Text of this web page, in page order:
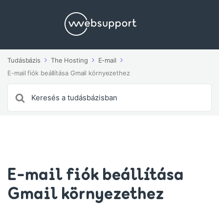
Tudásbázis The Hosting
E-mail
E-mail fiók beállítása Gmail környezethez
For
E-mail fiók beállítása
Gmail környezethez